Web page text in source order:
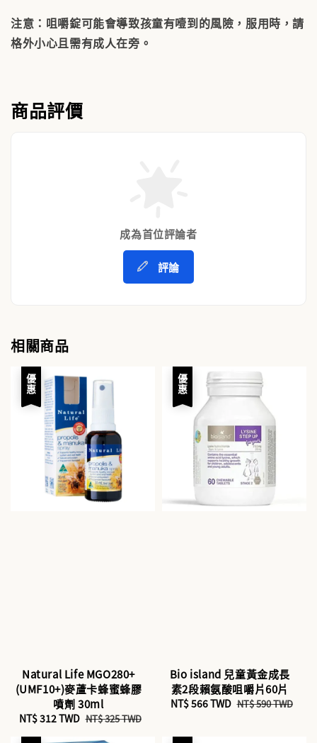
注意：咀嚼錠可能會導致孩童有噎到的風險，服用時，請
格外小心且需有成人在旁。
商品評價
成為首位評論者
評論
相關商品
優惠
Natural Life MGO280+
(UMF10+)麥蘆卡蜂蜜蜂膠
噴劑 30ml
Sale
price
NT$ 312 TWD Regular
NT$ 325 TWD
優惠
Bio island 兒童黃金成長
素2段賴氨酸咀嚼片60片
Sale
NT$ 566 TWD Regular
NT$ 590 TWD